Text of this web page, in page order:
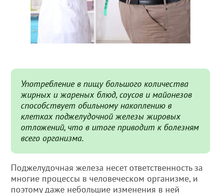
Употребление в пищу большого количества
жирных и жареных блюд, соусов и майонезов
способствует обильному накоплению в
клетках поджелудочной железы жировых
отложений, что в итоге приводит к болезням
всего организма.
Поджелудочная железа несет ответственность за
многие процессы в человеческом организме, и
поэтому даже небольшие изменения в ней